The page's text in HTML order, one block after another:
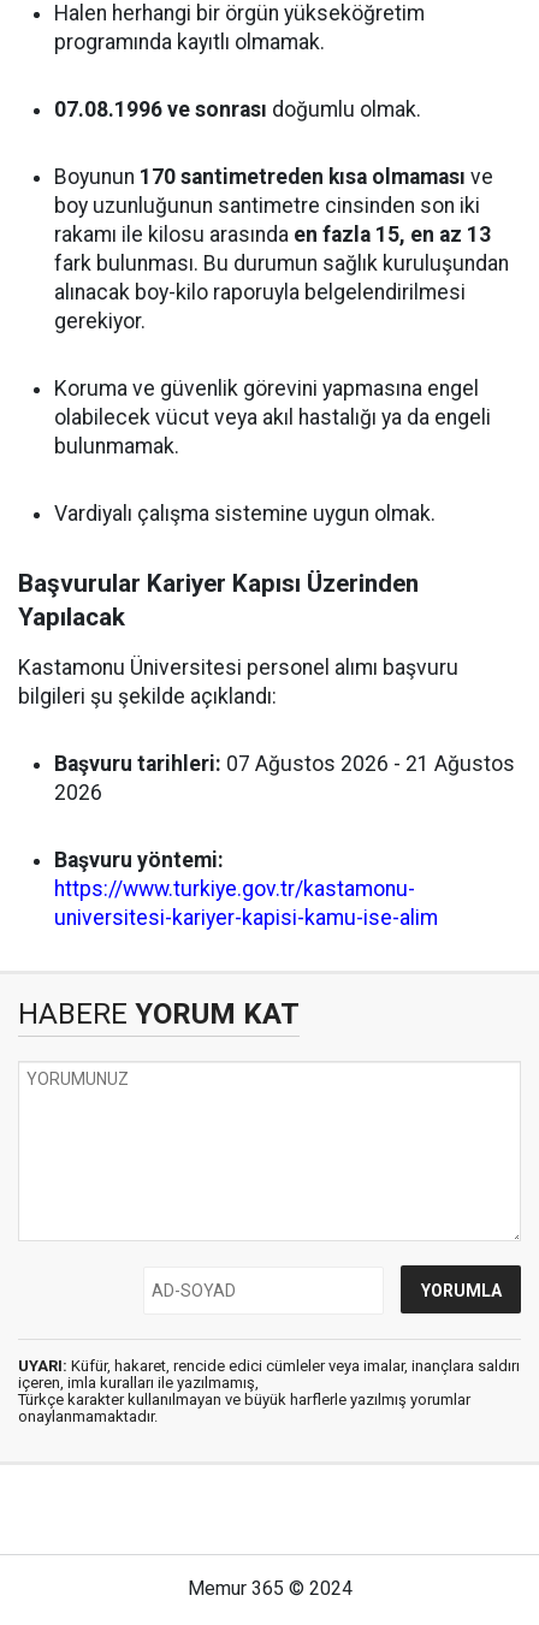
Halen herhangi bir örgün yükseköğretim
programında kayıtlı olmamak.
07.08.1996 ve sonrası doğumlu olmak.
Boyunun 170 santimetreden kısa olmaması ve
boy uzunluğunun santimetre cinsinden son iki
rakamı ile kilosu arasında en fazla 15, en az 13
fark bulunması. Bu durumun sağlık kuruluşundan
alınacak boy-kilo raporuyla belgelendirilmesi
gerekiyor.
Koruma ve güvenlik görevini yapmasına engel
olabilecek vücut veya akıl hastalığı ya da engeli
bulunmamak.
Vardiyalı çalışma sistemine uygun olmak.
Başvurular Kariyer Kapısı Üzerinden
Yapılacak
Kastamonu Üniversitesi personel alımı başvuru
bilgileri şu şekilde açıklandı:
Başvuru tarihleri: 07 Ağustos 2026 - 21 Ağustos
2026
Başvuru yöntemi:
https://www.turkiye.gov.tr/kastamonu-
universitesi-kariyer-kapisi-kamu-ise-alim
HABERE YORUM KAT
UYARI: Küfür, hakaret, rencide edici cümleler veya imalar, inançlara saldırı
içeren, imla kuralları ile yazılmamış,
Türkçe karakter kullanılmayan ve büyük harflerle yazılmış yorumlar
onaylanmamaktadır.
Memur 365 © 2024